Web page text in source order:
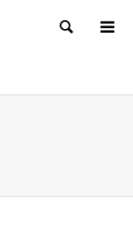
検索